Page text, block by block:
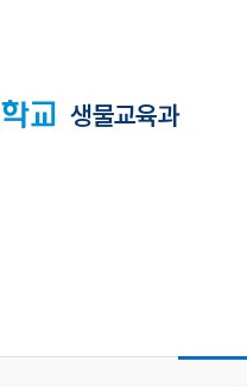
생물교육과